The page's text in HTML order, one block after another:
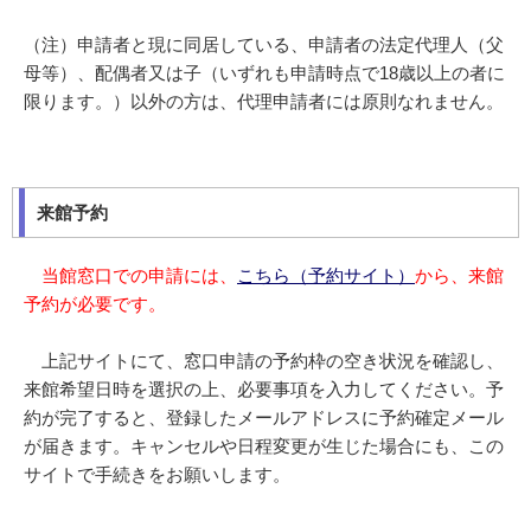
（注）申請者と現に同居している、申請者の法定代理人（父
母等）、配偶者又は子（いずれも申請時点で18歳以上の者に
限ります。）以外の方は、代理申請者には原則なれません。
来館予約
当館窓口での申請には、 こちら（予約サイト） から、来館
予約が必要です。
上記サイトにて、窓口申請の予約枠の空き状況を確認し、
来館希望日時を選択の上、必要事項を入力してください。予
約が完了すると、登録したメールアドレスに予約確定メール
が届きます。キャンセルや日程変更が生じた場合にも、この
サイトで手続きをお願いします。